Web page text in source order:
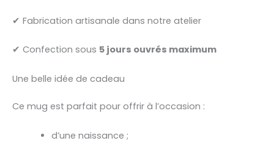
✔ Fabrication artisanale dans notre atelier
✔ Confection sous 5 jours ouvrés maximum
Une belle idée de cadeau
Ce mug est parfait pour offrir à l’occasion :
d’une naissance ;